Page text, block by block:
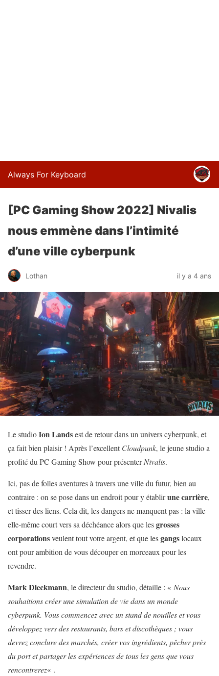
Always For Keyboard
[PC Gaming Show 2022] Nivalis
nous emmène dans l’intimité
d’une ville cyberpunk
Lothan il y a 4 ans
Le studioIonLandsest de retour dans un univers cyberpunk, et
ça fait bien plaisir ! Après l’excellentCloudpunk, le jeune studio a
profité du PC Gaming Show pour présenterNivalis.
Ici, pas de folles aventures à travers une ville du futur, bien au
contraire : on se pose dans un endroit pour y établirune carrière,
et tisser des liens. Cela dit, les dangers ne manquent pas : la ville
elle-même court vers sa déchéance alors que lesgrosses
corporationsveulent tout votre argent, et que lesgangslocaux
ont pour ambition de vous découper en morceaux pour les
revendre.
Mark Dieckmann, le directeur du studio, détaille : « Nous
souhaitions créer une simulation de vie dans un monde
cyberpunk. Vous commencez avec un stand de nouilles et vous
développez vers des restaurants, bars et discothèques ; vous
devrez conclure des marchés, créer vos ingrédients, pêcher près
du port et partager les expériences de tous les gens que vous
rencontrerez« .